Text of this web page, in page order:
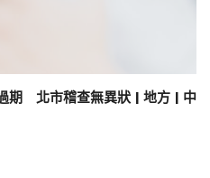
期 北市稽查無異狀 | 地方 | 中